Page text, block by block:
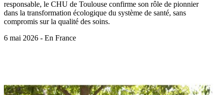
responsable, le CHU de Toulouse confirme son rôle de pionnier
dans la transformation écologique du système de santé, sans
compromis sur la qualité des soins.
6 mai 2026 - En France